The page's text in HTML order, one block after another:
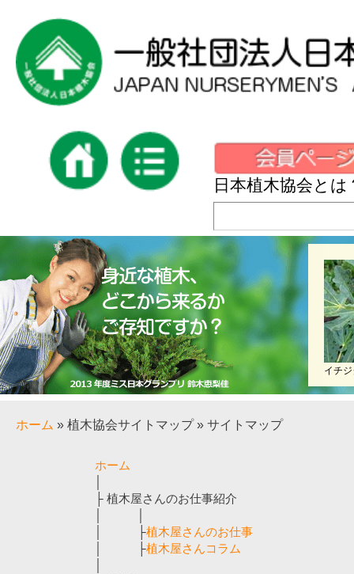
日本植木協会とは
イチ
ホーム » 植木協会サイトマップ » サイトマップ
ホーム
├ 植木屋さんのお仕事紹介
│ ├植木屋さんのお仕事
│ ├植木屋さんコラム